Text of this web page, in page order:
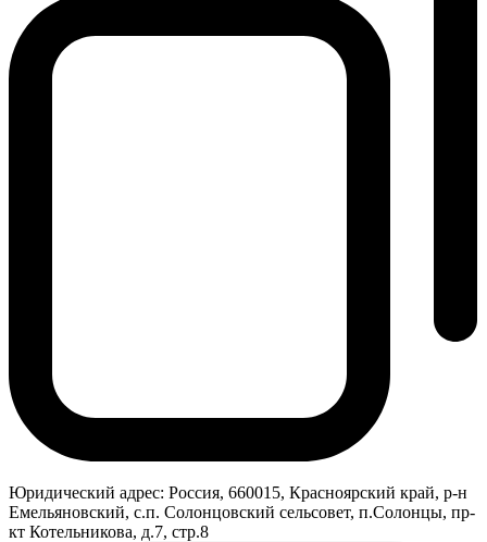
Юридический адрес: Россия, 660015, Красноярский край, р-н
Емельяновский, с.п. Солонцовский сельсовет, п.Солонцы, пр-
кт Котельникова, д.7, стр.8